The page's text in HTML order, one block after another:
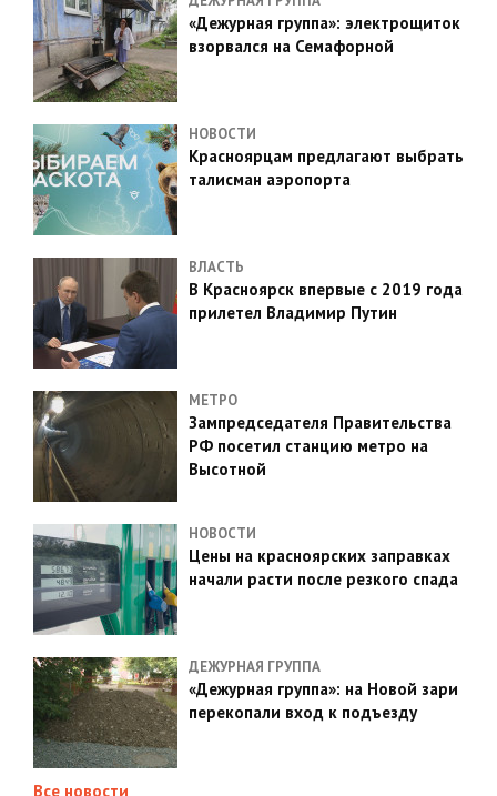
«Дежурная группа»: электрощиток
взорвался на Семафорной
НОВОСТИ
Красноярцам предлагают выбрать
талисман аэропорта
ВЛАСТЬ
В Красноярск впервые с 2019 года
прилетел Владимир Путин
МЕТРО
Зампредседателя Правительства
РФ посетил станцию метро на
Высотной
НОВОСТИ
Цены на красноярских заправках
начали расти после резкого спада
ДЕЖУРНАЯ ГРУППА
«Дежурная группа»: на Новой зари
перекопали вход к подъезду
Все новости